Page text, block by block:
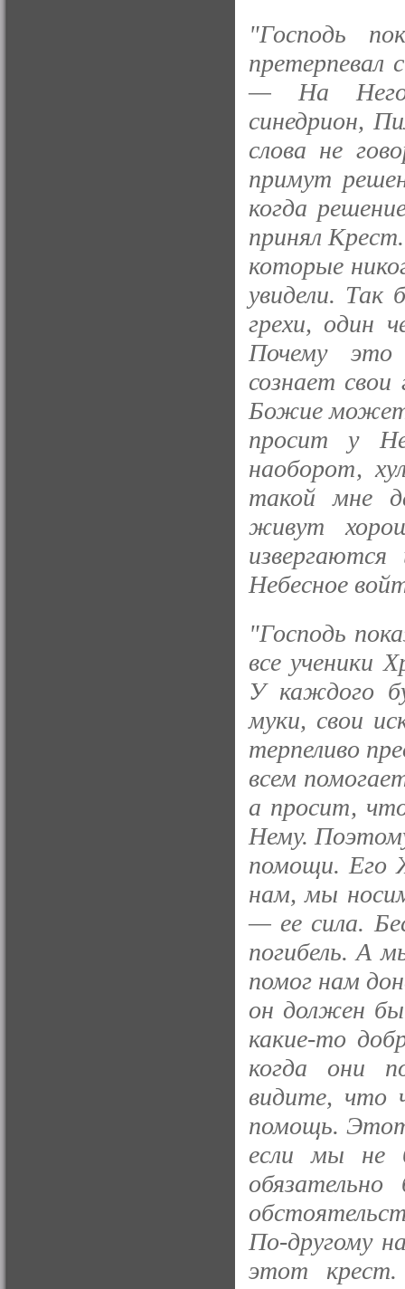
"Господь
претерпевал
— На Него
синедрион,
слова не
примут
когда
принял
которые
увидели.
грехи, один
Почему
сознает
Божие может
просит у
наоборот,
такой мне
живут
Небесное
"Господь
все ученики
У каждого
муки, свои
терпеливо
всем
а просит,
Нему.
помощи. Его
нам, мы
— ее сила.
погибель. А
помог нам
он должен
какие-то
когда они
видите, что
помощь. Этот
если мы не
По-другому
этот